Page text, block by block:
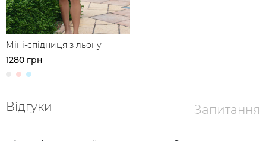
Міні-спідниця з льону
1280 грн
Відгуки Запитання